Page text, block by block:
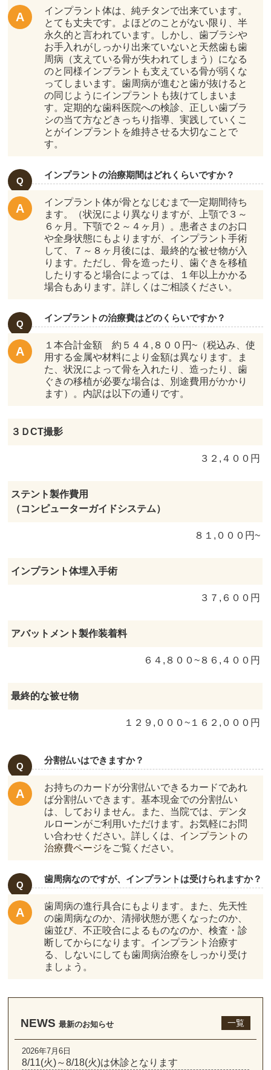
インプラント体は、純チタンで出来ています。
とても丈夫です。よほどのことがない限り、半
永久的と言われています。しかし、歯ブラシや
お手入れがしっかり出来ていないと天然歯も歯
周病（支えている骨が失われてしまう）になる
のと同様インプラントも支えている骨が弱くな
ってしまいます。歯周病が進むと歯が抜けると
の同じようにインプラントも抜けてしまいま
す。定期的な歯科医院への検診、正しい歯ブラ
シの当て方などきっちり指導、実践していくこ
とがインプラントを維持させる大切なことで
す。
インプラントの治療期間はどれくらいですか？
インプラント体が骨となじむまで一定期間待ち
ます。（状況により異なりますが、上顎で３～
６ヶ月。下顎で２～４ヶ月）。患者さまのお口
や全身状態にもよりますが、インプラント手術
して、７～８ヶ月後には、最終的な被せ物が入
ります。ただし、骨を造ったり、歯ぐきを移植
したりすると場合によっては、１年以上かかる
場合もあります。詳しくはご相談ください。
インプラントの治療費はどのくらいですか？
１本合計金額 約５４４,８００円~（税込み、使
用する金属や材料により金額は異なります。ま
た、状況によって骨を入れたり、造ったり、歯
ぐきの移植が必要な場合は、別途費用がかかり
ます）。内訳は以下の通りです。
３ＤCT撮影
３２,４００円
ステント製作費用
（コンピューターガイドシステム）
８１,０００円~
インプラント体埋入手術
３７,６００円
アバットメント製作装着料
６４,８００~８６,４００円
最終的な被せ物
１２９,０００~１６２,０００円
分割払いはできますか？
お持ちのカードが分割払いできるカードであれ
ば分割払いできます。基本現金での分割払い
は、しておりません。また、当院では、デンタ
ルローンがご利用いただけます。お気軽にお問
い合わせください。詳しくは、 インプラントの
治療費ページをご覧ください。
歯周病なのですが、インプラントは受けられますか？
歯周病の進行具合にもよります。また、先天性
の歯周病なのか、清掃状態が悪くなったのか、
歯並び、不正咬合によるものなのか、検査・診
断してからになります。インプラント治療す
る、しないにしても歯周病治療をしっかり受け
ましょう。
NEWS 最新のお知らせ 一覧
2026年7月6日
8/11(火)～8/18(火)は休診となります